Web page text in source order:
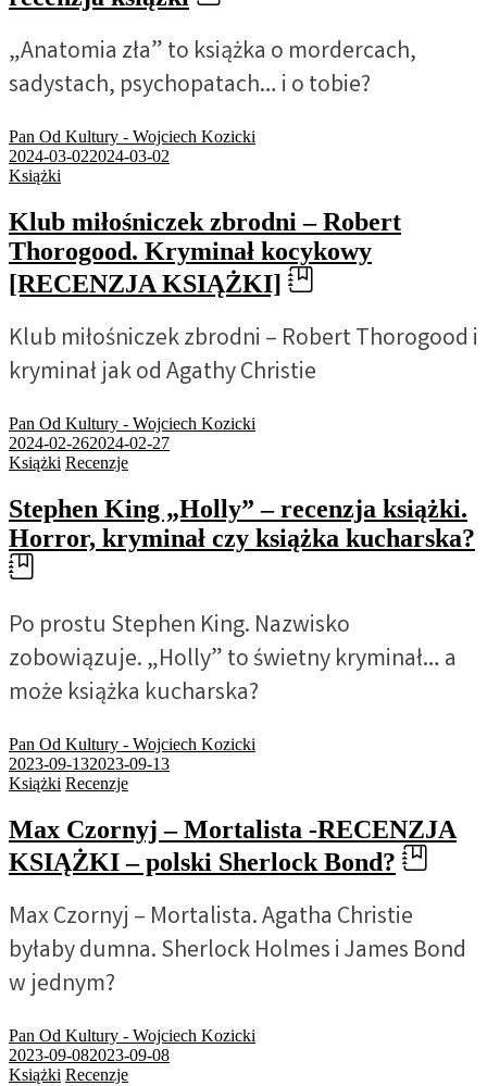
„Anatomia zła” to książka o mordercach,
sadystach, psychopatach… i o tobie?
Pan Od Kultury - Wojciech Kozicki
2024-03-022024-03-02
Książki
Klub miłośniczek zbrodni – Robert
Thorogood. Kryminał kocykowy
[RECENZJA KSIĄŻKI]
Klub miłośniczek zbrodni – Robert Thorogood i
kryminał jak od Agathy Christie
Pan Od Kultury - Wojciech Kozicki
2024-02-262024-02-27
Książki Recenzje
Stephen King „Holly” – recenzja książki.
Horror, kryminał czy książka kucharska?
Po prostu Stephen King. Nazwisko
zobowiązuje. „Holly” to świetny kryminał… a
może książka kucharska?
Pan Od Kultury - Wojciech Kozicki
2023-09-132023-09-13
Książki Recenzje
Max Czornyj – Mortalista -RECENZJA
KSIĄŻKI – polski Sherlock Bond?
Max Czornyj – Mortalista. Agatha Christie
byłaby dumna. Sherlock Holmes i James Bond
w jednym?
Pan Od Kultury - Wojciech Kozicki
2023-09-082023-09-08
Książki Recenzje